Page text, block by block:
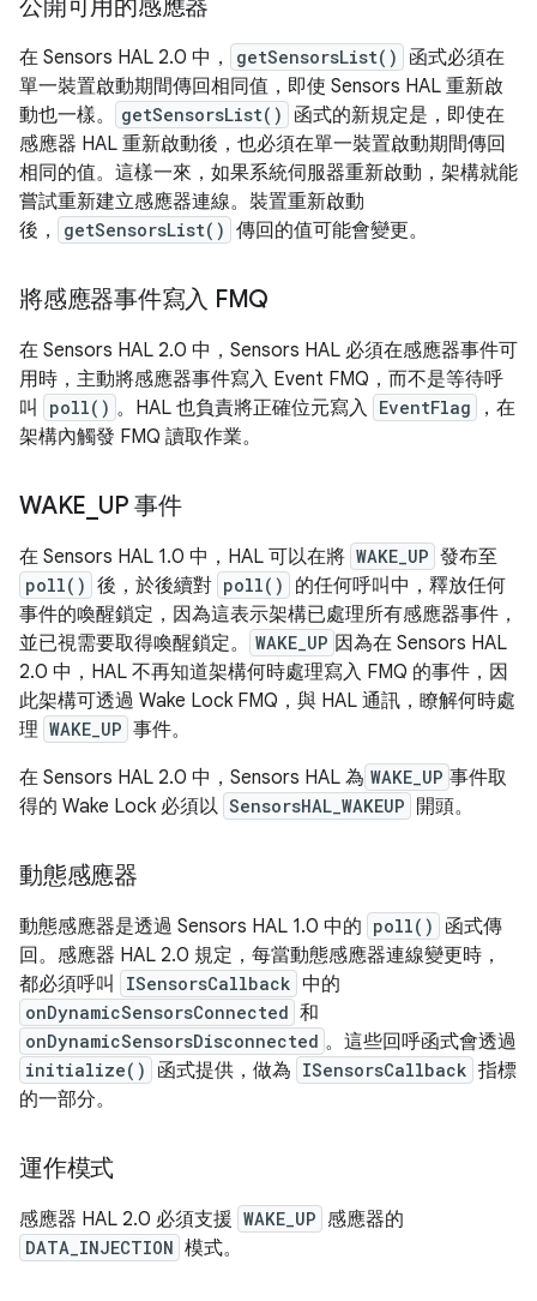
公開可用的感應器
在 Sensors HAL 2.0 中， getSensorsList()
函式必須在
單一裝置啟動期間傳回相同值，即使 Sensors HAL 重新啟
動也一樣。
getSensorsList()
函式的新規定是，即使在
感應器 HAL 重新啟動後，也必須在單一裝置啟動期間傳回
相同的值。這樣一來，如果系統伺服器重新啟動，架構就能
嘗試重新建立感應器連線。裝置重新啟動
後，
getSensorsList() 傳回的值可能會變更。
將感應器事件寫入 FMQ
在 Sensors HAL 2.0 中，Sensors HAL 必須在感應器事件可
用時，主動將感應器事件寫入 Event FMQ，而不是等待呼
叫
poll() 。HAL 也負責將正確位元寫入 EventFlag
，在
架構內觸發 FMQ 讀取作業。
WAKE UP 事件
在 Sensors HAL 1.0 中，HAL 可以在將 WAKE_UP 發布至
poll() 後，於後續對 poll()
的任何呼叫中，釋放任何
事件的喚醒鎖定，因為這表示架構已處理所有感應器事件，
並已視需要取得喚醒鎖定。
WAKE_UP 因為在 Sensors HAL
2.0 中，HAL 不再知道架構何時處理寫入 FMQ 的事件，因
此架構可透過 Wake Lock FMQ，與 HAL 通訊，瞭解何時處
理 WAKE_UP 事件。
在 Sensors HAL 2.0 中，Sensors HAL 為 WAKE_UP 事件取
得的 Wake Lock 必須以 SensorsHAL_WAKEUP 開頭。
動態感應器
動態感應器是透過 Sensors HAL 1.0 中的 poll()
函式傳
回。感應器 HAL 2.0 規定，每當動態感應器連線變更時，
都必須呼叫
ISensorsCallback 中的
onDynamicSensorsConnected 和
onDynamicSensorsDisconnected 。這些回呼函式會透過
initialize() 函式提供，做為 ISensorsCallback 指標
的一部分。
運作模式
感應器 HAL 2.0 必須支援 WAKE_UP 感應器的
DATA_INJECTION 模式。